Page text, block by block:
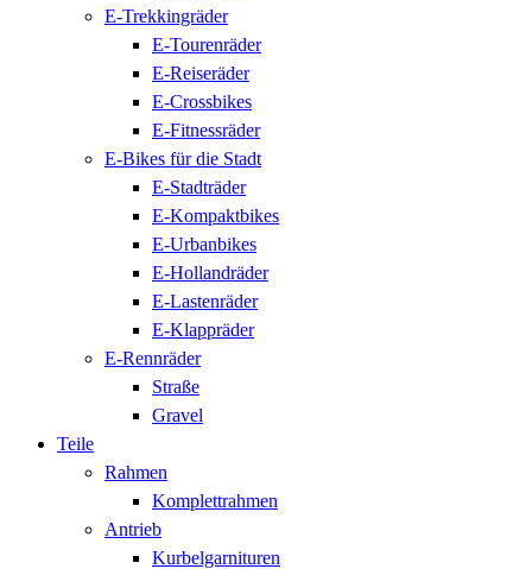
E-Trekkingräder
E-Tourenräder
E-Reiseräder
E-Crossbikes
E-Fitnessräder
E-Bikes für die Stadt
E-Stadträder
E-Kompaktbikes
E-Urbanbikes
E-Hollandräder
E-Lastenräder
E-Klappräder
E-Rennräder
Straße
Gravel
Teile
Rahmen
Komplettrahmen
Antrieb
Kurbelgarnituren